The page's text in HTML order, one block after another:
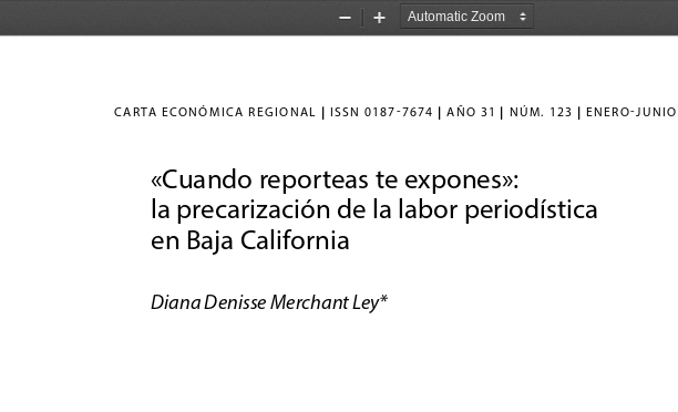
Zoom
Zoom
CARtA ECONóMICA REGIONAL | ISSN 0187-7674 | AñO 31 | NúM . 123 | ENERO-JuNIO
«Cuando reporteas te expones»:
la precarización de la labor periodística
en Baja California
Diana Denisse Merchant Ley*